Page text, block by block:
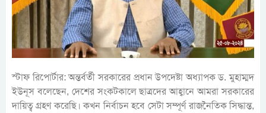
স্টাফ রিপোর্টার: অন্তর্বর্তী সরকারের প্রধান উপদেষ্টা অধ্যাপক ড. মুহাম্মদ
ইউনূস বলেছেন, দেশের সংকটকালে ছাত্রদের আহ্বানে আমরা সরকারের
দায়িত্ব গ্রহণ করেছি। কখন নির্বাচন হবে সেটা সম্পূর্ণ রাজনৈতিক সিদ্ধান্ত,